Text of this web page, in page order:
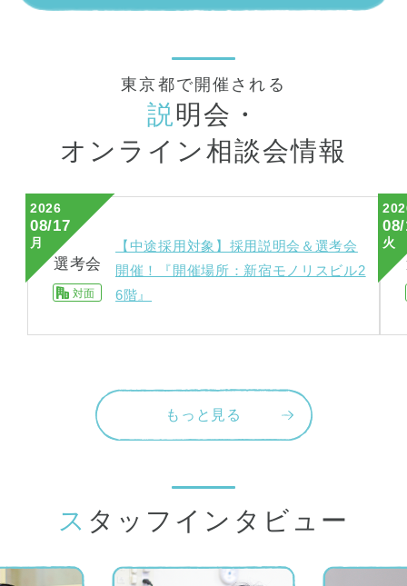
東京都で開催される
説明会・
オンライン相談会情報
2026
08/17
月
選考会
対面
【中途採用対象】採用説明会＆選考会
開催！『開催場所：新宿モノリスビル2
6階』
火
もっと見る
スタッフインタビュー